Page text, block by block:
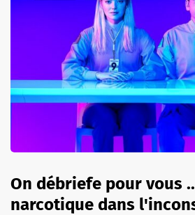
On débriefe pour vous
narcotique dans